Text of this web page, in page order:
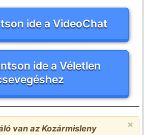
ide a VideoChat
ide a Véletlen
×
van az Kozármisleny